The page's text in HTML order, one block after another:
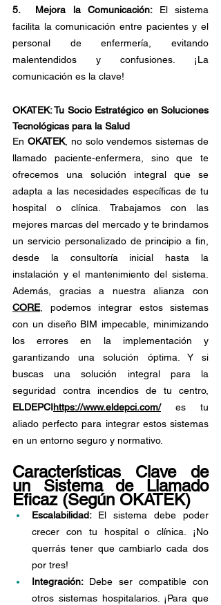
5.  Mejora la Comunicación: El sistema
facilita la comunicación entre pacientes y el
personal de enfermería, evitando
malentendidos y confusiones. ¡La
comunicación es la clave!
OKATEK: Tu Socio Estratégico en Soluciones
Tecnológicas para la Salud
En OKATEK, no solo vendemos sistemas de
llamado paciente-enfermera, sino que te
ofrecemos una solución integral que se
adapta a las necesidades específicas de tu
hospital o clínica. Trabajamos con las
mejores marcas del mercado y te brindamos
un servicio personalizado de principio a fin,
desde la consultoría inicial hasta la
instalación y el mantenimiento del sistema.
CORE, podemos integrar estos sistemas
con un diseño BIM impecable, minimizando
los errores en la implementación y
garantizando una solución óptima. Y si
buscas una solución integral para la
ELDEPCIhttps://www.eldepci.com/
es tu
aliado perfecto para integrar estos sistemas
en un entorno seguro y normativo.
Características Clave de
un Sistema de Llamado
Eficaz (Según OKATEK)
Escalabilidad: El sistema debe poder
crecer con tu hospital o clínica. ¡No
querrás tener que cambiarlo cada dos
por tres!
Integración: Debe ser compatible con
otros sistemas hospitalarios. ¡Para que